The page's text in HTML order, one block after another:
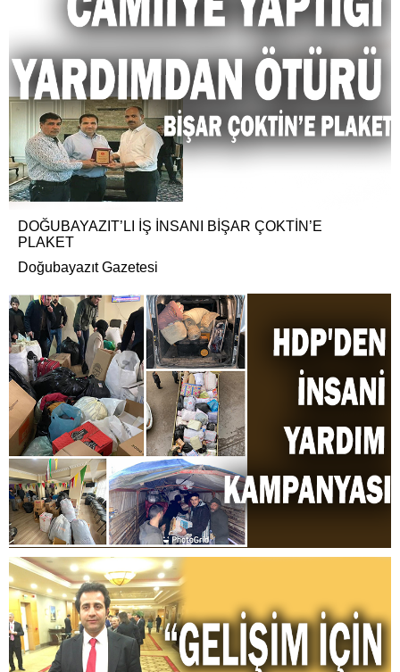
DOĞUBAYAZIT’LI İŞ İNSANI BİŞAR ÇOKTİN’E
PLAKET
Doğubayazıt Gazetesi